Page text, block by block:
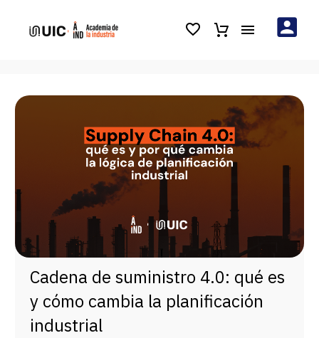
Cadena de suministro 4.0: qué es
y cómo cambia la planificación
industrial